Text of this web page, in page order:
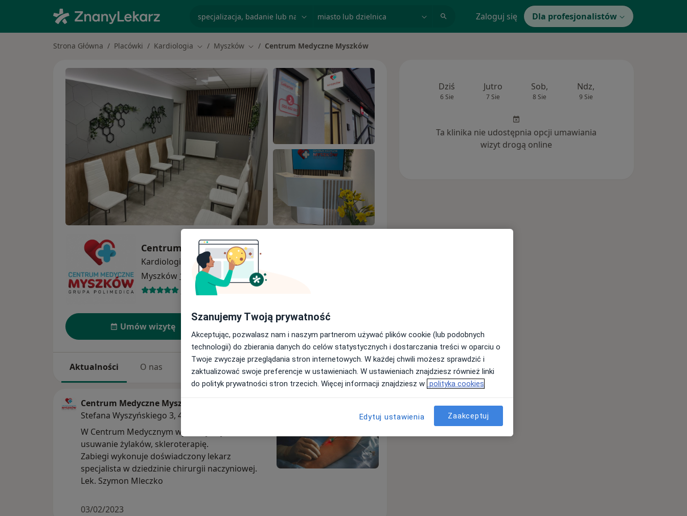
Zaloguj się Dla profesjonalistów
Strona Główna Placówki Kardiologia Zmień miasto
Myszków Zmień miasto
Centrum Medyczne Myszków
Centrum Medyczne Myszków
Kardiologia
więcej
Myszków 1 adres
89 opinii
Umów wizytę
Aktualności O nas Usługi Specjaliści Adresy Opinie
Centrum Medyczne Myszków
Stefana Wyszyńskiego 3, 42-300 Myszków
W Centrum Medycznym wykonujemy laserowe
usuwanie żylaków, skleroterapię.
Zabiegi wykonuje doświadczony lekarz
specjalista w dziedzinie chirurgii naczyniowej.
Lek. Szymon Mleczko
03/02/2023
Dziś
6 Sie
Jutro
7 Sie
Sob,
8 Sie
Ndz,
9 Sie
Ta klinika nie udostępnia opcji umawiania
wizyt drogą online
Szanujemy Twoją prywatność
Akceptując, pozwalasz nam i naszym partnerom używać plików cookie (lub podobnych
technologii) do zbierania danych do celów statystycznych i dostarczania treści w oparciu o
Twoje zwyczaje przeglądania stron internetowych. W każdej chwili możesz sprawdzić i
zaktualizować swoje preferencje w ustawieniach. W ustawieniach znajdziesz również linki
do polityk prywatności stron trzecich. Więcej informacji znajdziesz w polityka cookies
Edytuj ustawienia Zaakceptuj